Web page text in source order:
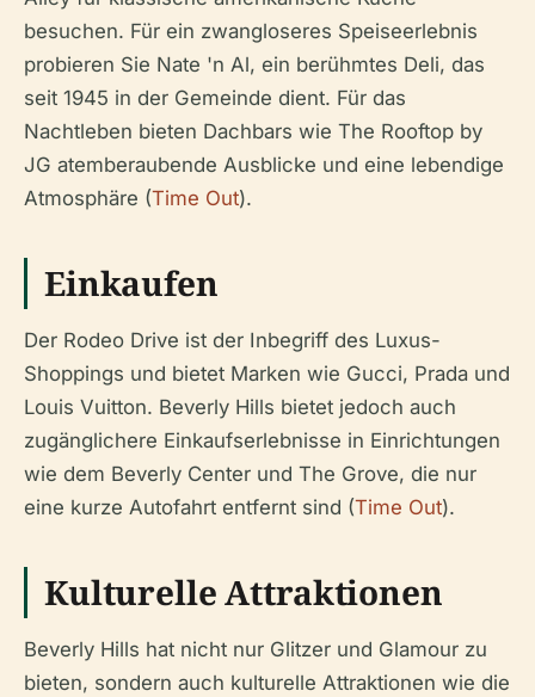
besuchen. Für ein zwangloseres Speiseerlebnis
probieren Sie Nate 'n Al, ein berühmtes Deli, das
seit 1945 in der Gemeinde dient. Für das
Nachtleben bieten Dachbars wie The Rooftop by
JG atemberaubende Ausblicke und eine lebendige
Atmosphäre (Time Out).
Einkaufen
Der Rodeo Drive ist der Inbegriff des Luxus-
Shoppings und bietet Marken wie Gucci, Prada und
Louis Vuitton. Beverly Hills bietet jedoch auch
zugänglichere Einkaufserlebnisse in Einrichtungen
wie dem Beverly Center und The Grove, die nur
eine kurze Autofahrt entfernt sind (Time Out).
Kulturelle Attraktionen
Beverly Hills hat nicht nur Glitzer und Glamour zu
bieten, sondern auch kulturelle Attraktionen wie die